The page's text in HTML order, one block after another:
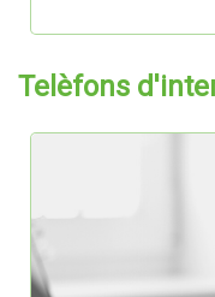
Telèfons